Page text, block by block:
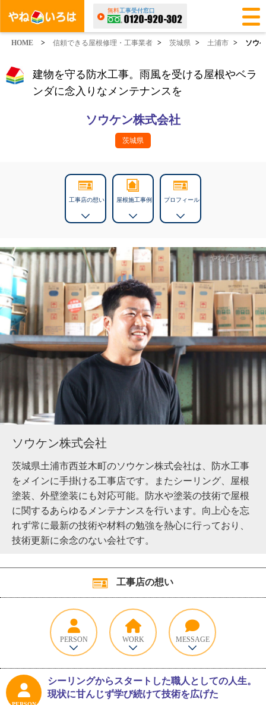
無料工事受付窓口
HOME > 信頼できる屋根修理・工事業者 > 茨城県 > 土浦市 > ソウ
建物を守る防水工事。雨風を受ける屋根やベラ
ンダに念入りなメンテナンスを
ソウケン株式会社
茨城県
工事店の想い 屋根施工事例 プロフィール
ソウケン株式会社
茨城県土浦市西並木町のソウケン株式会社は、防水工事
をメインに手掛ける工事店です。またシーリング、屋根
塗装、外壁塗装にも対応可能。防水や塗装の技術で屋根
に関するあらゆるメンテナンスを行います。向上心を忘
れず常に最新の技術や材料の勉強を熱心に行っており、
技術更新に余念のない会社です。
工事店の想い
PERSON WORK MESSAGE
シーリングからスタートした職人としての人生。
現状に甘んじず学び続けて技術を広げた